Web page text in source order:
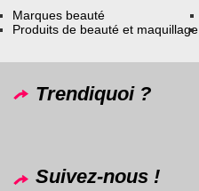
Marques beauté
Produits de beauté et maquillage
Trendiquoi ?
Suivez-nous !